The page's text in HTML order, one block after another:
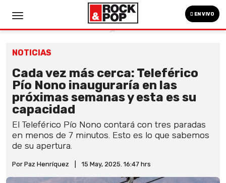
EN VIVO
NOTICIAS
Cada vez más cerca: Teleférico
Pío Nono inauguraría en las
próximas semanas y esta es su
capacidad
El Teleférico Pío Nono contará con tres paradas
en menos de 7 minutos. Esto es lo que sabemos
de su apertura.
Por Paz Henríquez 15 May, 2025. 16:47 hrs